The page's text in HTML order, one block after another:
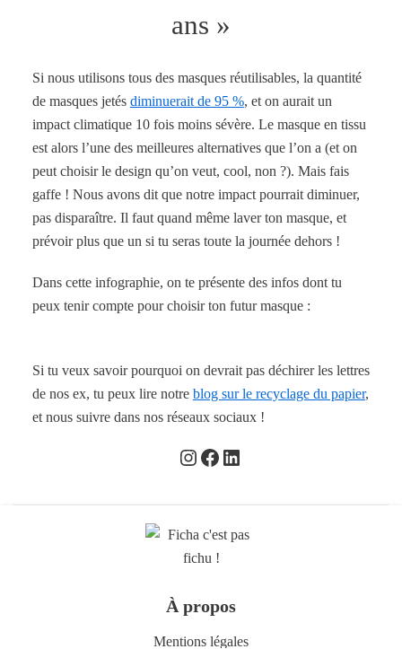
ans »
Si nous utilisons tous des masques réutilisables, la quantité
de masques jetés diminuerait de 95 %, et on aurait un
impact climatique 10 fois moins sévère. Le masque en tissu
est alors l’une des meilleures alternatives que l’on a (et on
peut choisir le design qu’on veut, cool, non ?). Mais fais
gaffe ! Nous avons dit que notre impact pourrait diminuer,
pas disparaître. Il faut quand même laver ton masque, et
prévoir plus que un si tu seras toute la journée dehors !
Dans cette infographie, on te présente des infos dont tu
peux tenir compte pour choisir ton futur masque :
Si tu veux savoir pourquoi on devrait pas déchirer les lettres
de nos ex, tu peux lire notre blog sur le recyclage du papier,
et nous suivre dans nos réseaux sociaux !
À propos
Mentions légales